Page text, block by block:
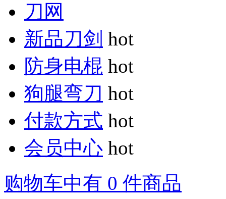
刀网
新品刀剑 hot
防身电棍 hot
狗腿弯刀 hot
付款方式 hot
会员中心 hot
购物车中有 0 件商品